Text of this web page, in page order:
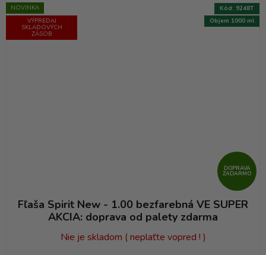
NOVINKA
VÝPREDAJ
SKLADOVÝCH
ZÁSOB
DOPRAVA
ZADARMO
Fľaša Spirit New - 1.00 bezfarebná VE SUPER
AKCIA: doprava od palety zdarma
Nie je skladom ( neplaťte vopred ! )
Objem 1000 ml
Kód: 9248T